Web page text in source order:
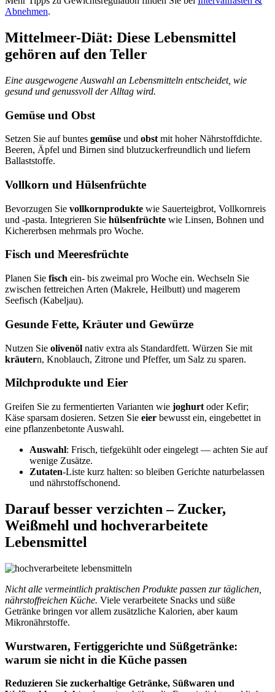
Abnehmen.
Mittelmeer-Diät: Diese Lebensmittel
gehören auf den Teller
Eine ausgewogene Auswahl an Lebensmitteln entscheidet, wie
gesund und genussvoll der Alltag wird.
Gemüse und Obst
Setzen Sie auf buntes gemüse und obst mit hoher Nährstoffdichte.
Beeren, Äpfel und Birnen sind blutzuckerfreundlich und liefern
Ballaststoffe.
Vollkorn und Hülsenfrüchte
Bevorzugen Sie vollkornprodukte wie Sauerteigbrot, Vollkornreis
und -pasta. Integrieren Sie hülsenfrüchte wie Linsen, Bohnen und
Kichererbsen mehrmals pro Woche.
Fisch und Meeresfrüchte
Planen Sie fisch ein- bis zweimal pro Woche ein. Wechseln Sie
zwischen fettreichen Arten (Makrele, Heilbutt) und magerem
Seefisch (Kabeljau).
Gesunde Fette, Kräuter und Gewürze
Nutzen Sie olivenöl nativ extra als Standardfett. Würzen Sie mit
kräutern, Knoblauch, Zitrone und Pfeffer, um Salz zu sparen.
Milchprodukte und Eier
Greifen Sie zu fermentierten Varianten wie joghurt oder Kefir;
Käse sparsam dosieren. Setzen Sie eier bewusst ein, eingebettet in
eine pflanzenbetonte Auswahl.
Auswahl: Frisch, tiefgekühlt oder eingelegt — achten Sie auf
wenige Zusätze.
Zutaten-Liste kurz halten: so bleiben Gerichte naturbelassen
und nährstoffschonend.
Darauf besser verzichten – Zucker,
Weißmehl und hochverarbeitete
Lebensmittel
Nicht alle vermeintlich praktischen Produkte passen zur täglichen,
nährstoffreichen Küche. Viele verarbeitete Snacks und süße
Getränke bringen vor allem zusätzliche Kalorien, aber kaum
Mikronährstoffe.
Wurstwaren, Fertiggerichte und Süßgetränke:
warum sie nicht in die Küche passen
Reduzieren Sie zuckerhaltige Getränke, Süßwaren und